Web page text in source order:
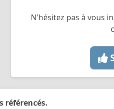
N'hésitez pas à vous
référencés.